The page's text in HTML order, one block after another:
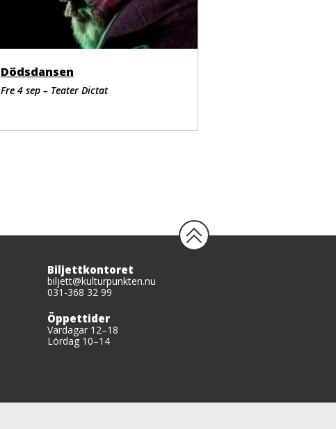
Dödsdansen
Fre 4 sep – Teater Dictat
Biljettkontoret
biljett@kulturpunkten.nu
031-368 32 99
Öppettider
Vardagar 12–18
Lördag 10–14